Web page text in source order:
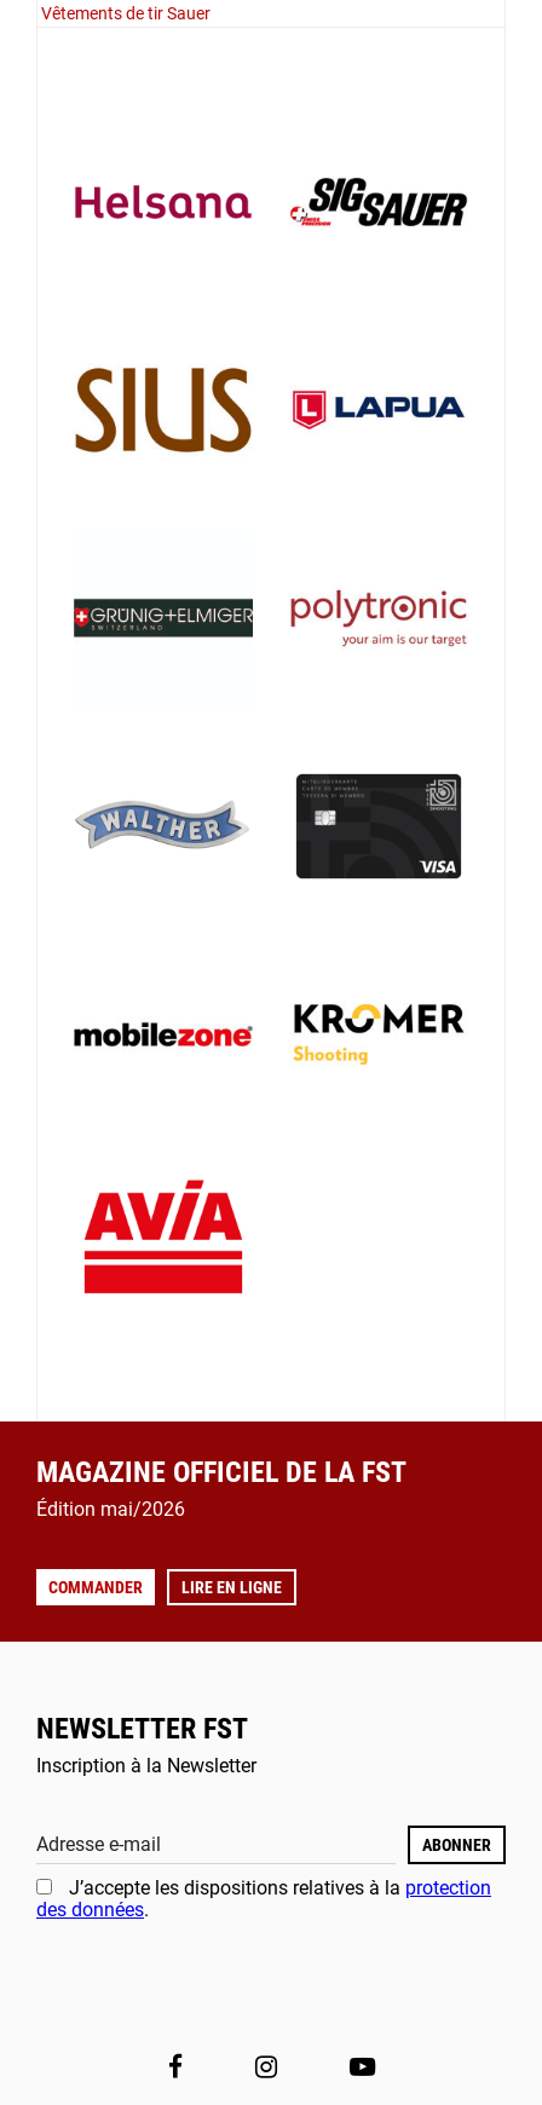
Vêtements de tir Sauer
MAGAZINE OFFICIEL DE LA FST
Édition mai/2026
COMMANDER LIRE EN LIGNE
NEWSLETTER FST
Inscription à la Newsletter
Adresse e-mail ABONNER
J’accepte les dispositions relatives à la protection
des données.